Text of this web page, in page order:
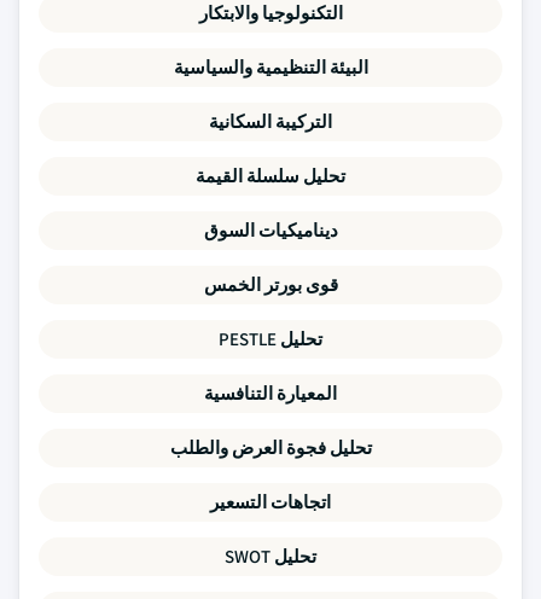
التكنولوجيا والابتكار
البيئة التنظيمية والسياسية
التركيبة السكانية
تحليل سلسلة القيمة
ديناميكيات السوق
قوى بورتر الخمس
تحليل PESTLE
المعيارة التنافسية
تحليل فجوة العرض والطلب
اتجاهات التسعير
تحليل SWOT